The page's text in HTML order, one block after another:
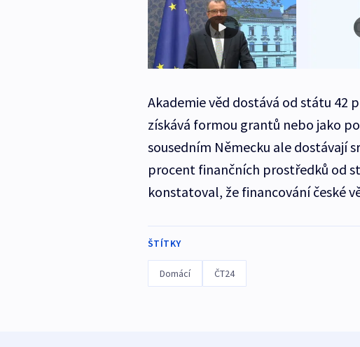
Akademie věd dostává od státu
získává formou grantů nebo jako
sousedním Německu ale dostávají
procent finančních prostředků od
konstatoval, že financování české
ŠTÍTKY
Domácí ČT24